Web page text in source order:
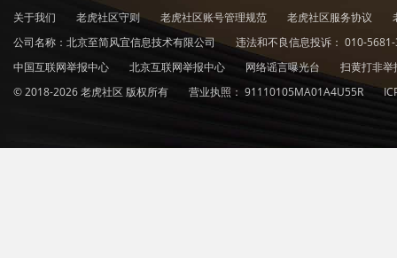
关于我们 老虎社区守则 老虎社区账号管理规范 老虎社区服务协议
公司名称：北京至简风宜信息技术有限公司
违法和不良信息投诉： 010-
中国互联网举报中心
北京互联网举报中心 网络谣言曝光台
扫黄打非
© 2018-2026 老虎社区 版权所有
营业执照： 91110105MA01A4U55R